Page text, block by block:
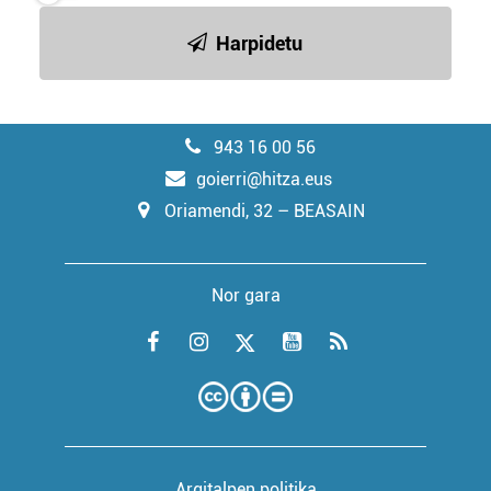
Harpidetu
943 16 00 56
goierri@hitza.eus
Oriamendi, 32 – BEASAIN
Nor gara